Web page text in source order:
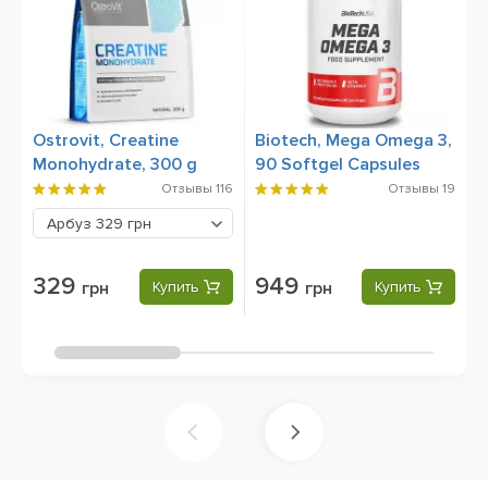
Ostrovit, Creatine
Monohydrate, 300 g
Отзывы 116
Арбуз 329 грн
329 грн Купить
Biotech, Mega Omega 3,
90 Softgel Capsules
Отзывы 19
949 грн Купить